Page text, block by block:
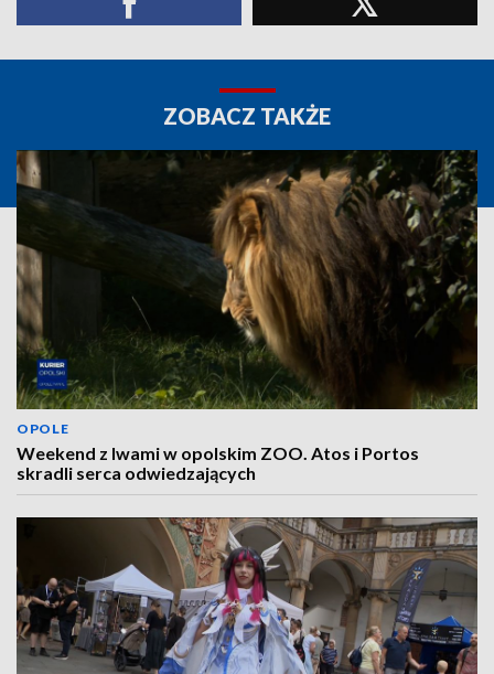
ZOBACZ TAKŻE
OPOLE
Weekend z lwami w opolskim ZOO. Atos i Portos
skradli serca odwiedzających